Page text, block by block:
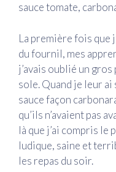
sauce tomate,
La première fois que
du fournil, mes
j’avais oublié un
sole. Quand je leur ai
sauce façon
qu’ils n’avaient pas
là que j’ai compris
ludique, saine et
les repas du soir.